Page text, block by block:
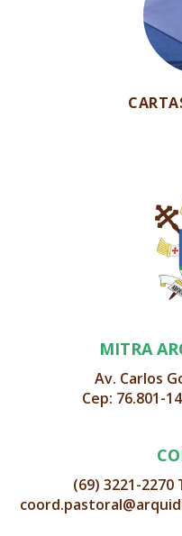
MITRA
Av. Carlos
Cep: 76.801-
(69) 3221-